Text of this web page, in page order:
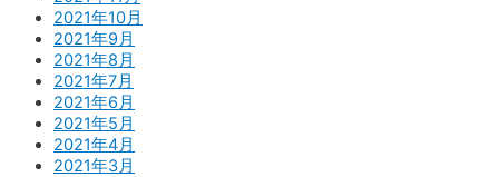
2021年10月
2021年9月
2021年8月
2021年7月
2021年6月
2021年5月
2021年4月
2021年3月